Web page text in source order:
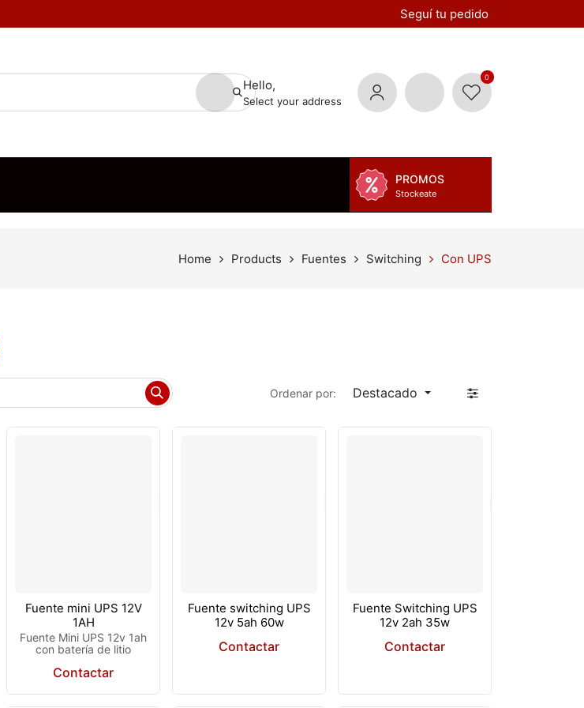
Seguí tu pedido
Hello,
Select your address
0
PROMOS
Stockeate
Home Products Fuentes Switching Con UPS
Ordenar por: Destacado
Fuente mini UPS 12V
1AH
Fuente Mini UPS 12v 1ah
con batería de litio
Contactar
Fuente switching UPS
12v 5ah 60w
Contactar
Fuente Switching UPS
12v 2ah 35w
Contactar